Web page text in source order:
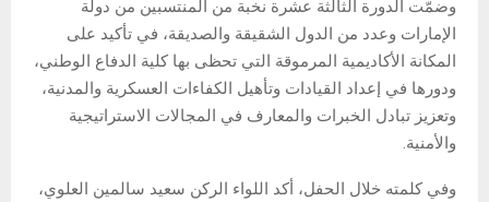
وضمّت الدورة الثالثة عشرة نخبة من المنتسبين من دولة
الإمارات وعدد من الدول الشقيقة والصديقة، في تأكيد على
المكانة الأكاديمية المرموقة التي تحظى بها كلية الدفاع الوطني،
ودورها في إعداد القيادات وتأهيل الكفاءات العسكرية والمدنية،
وتعزيز تبادل الخبرات والمعارف في المجالات الاستراتيجية
والأمنية.
وفي كلمته خلال الحفل، أكد اللواء الركن سعيد سالمين العلوي،